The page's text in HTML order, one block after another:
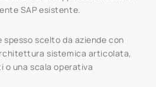
SAP esistente.
spesso scelto da aziende con
sistemica articolata,
o una scala operativa